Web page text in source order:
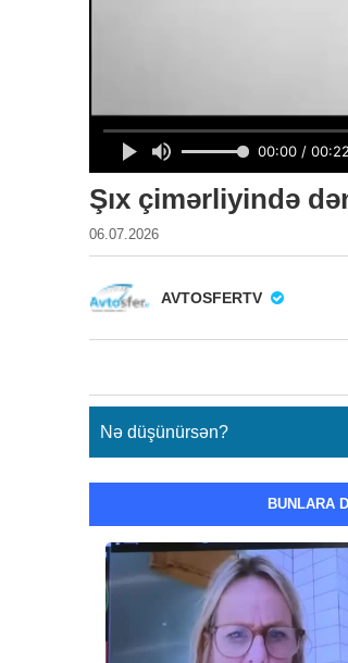
Şıx çimərliyində
06.07.2026
AVTOSFERTV
Nə düşünürsən?
BUNLARA